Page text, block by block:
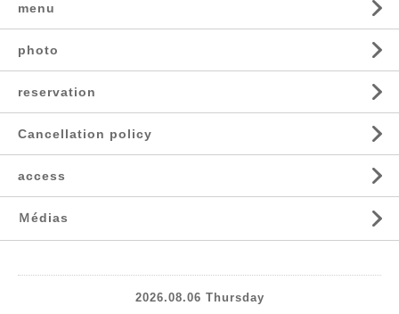
menu
photo
reservation
Cancellation policy
access
Ｍédias
2026.08.06 Thursday